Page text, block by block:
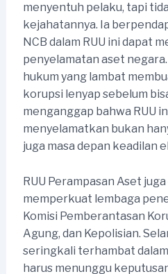
menyentuh pelaku, tapi
kejahatannya. Ia
NCB dalam RUU ini dapat
penyelamatan aset
hukum yang lambat
korupsi lenyap sebelum
menganggap bahwa RUU
menyelamatkan bukan
juga masa depan keadilan
RUU Perampasan Aset
memperkuat lembaga
Komisi Pemberantasan
Agung, dan Kepolisian.
seringkali terhambat
harus menunggu